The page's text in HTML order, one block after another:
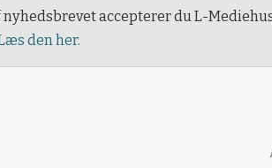
accepterer du L-
den her.